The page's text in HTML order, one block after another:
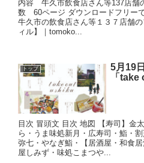
内容 牛久市飲食店さん等137店舗
数 60ページ ダウンロードフリー
牛久市の飲食店さん等１３７店舗
ィル】｜tomoko...
トップ
5月19
「take
目次 冒頭文 目次 地図 【寿司】金
ら・うま味処新月・広寿司・鮨・
弥七・やなぎ鮨・【居酒屋・和食
屋しみず・味処こまつや...